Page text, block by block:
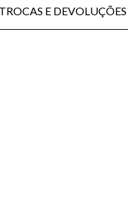
TROCAS E DEVOLUÇÕES